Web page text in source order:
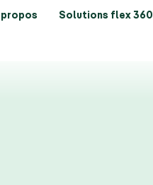
propos Solutions flex 360